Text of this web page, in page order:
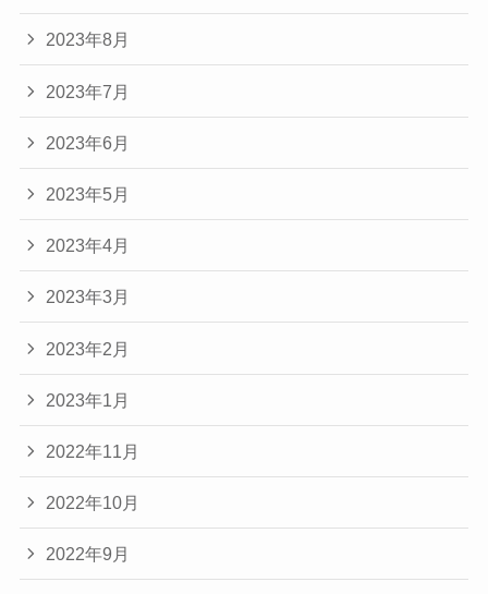
2023年8月
2023年7月
2023年6月
2023年5月
2023年4月
2023年3月
2023年2月
2023年1月
2022年11月
2022年10月
2022年9月